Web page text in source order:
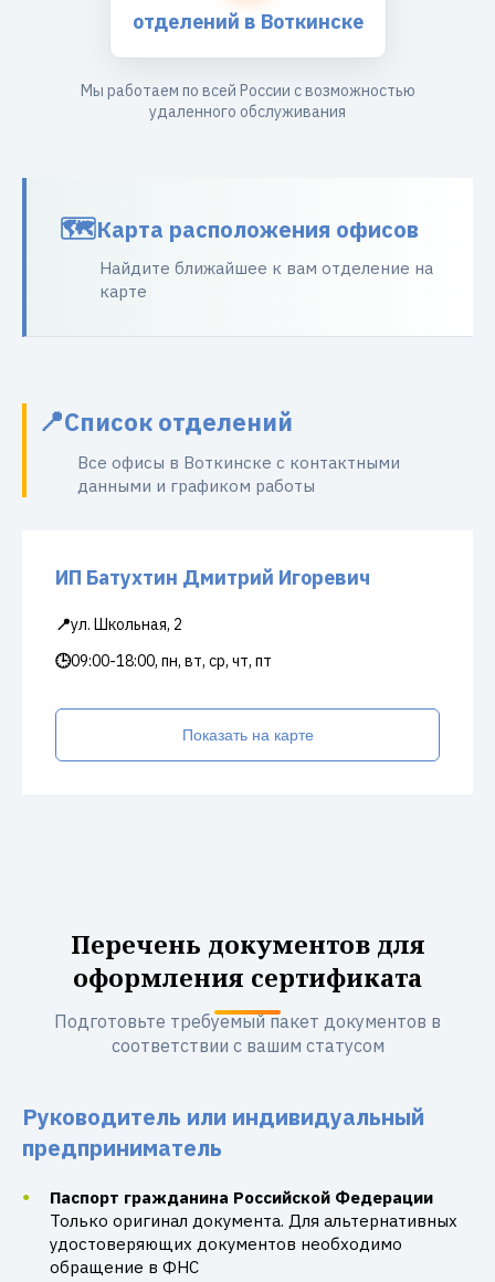
отделений в Воткинске
Мы работаем по всей России с возможностью
удаленного обслуживания
Карта расположения офисов
Найдите ближайшее к вам отделение на
карте
Список отделений
Все офисы в Воткинске с контактными
данными и графиком работы
ИП Батухтин Дмитрий Игоревич
📍ул. Школьная, 2
🕒09:00-18:00, пн, вт, ср, чт, пт
Показать на карте
Перечень документов для
оформления сертификата
Подготовьте требуемый пакет документов в
соответствии с вашим статусом
Руководитель или индивидуальный
предприниматель
Паспорт гражданина Российской Федерации
Только оригинал документа. Для альтернативных
удостоверяющих документов необходимо
обращение в ФНС